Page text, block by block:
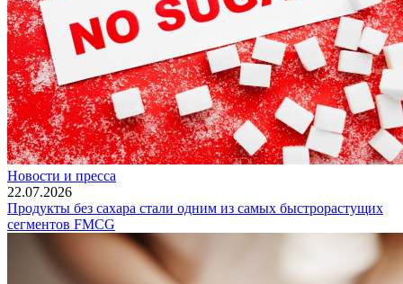
Новости и пресса
22.07.2026
Продукты без сахара стали одним из самых быстрорастущих
сегментов FMCG